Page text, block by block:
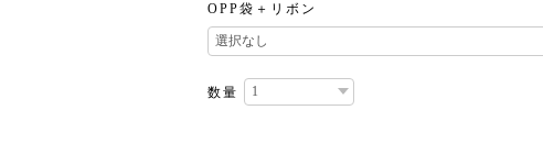
OPP袋＋リボン
数量